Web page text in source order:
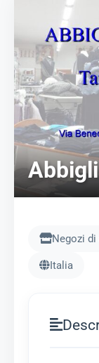
Negozi
Italia